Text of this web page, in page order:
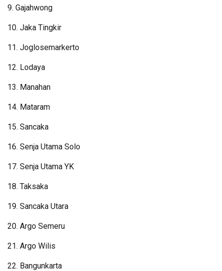
9. Gajahwong
10. Jaka Tingkir
11. Joglosemarkerto
12. Lodaya
13. Manahan
14. Mataram
15. Sancaka
16. Senja Utama Solo
17. Senja Utama YK
18. Taksaka
19. Sancaka Utara
20. ⁠Argo Semeru
21. ⁠Argo Wilis
22. ⁠Bangunkarta